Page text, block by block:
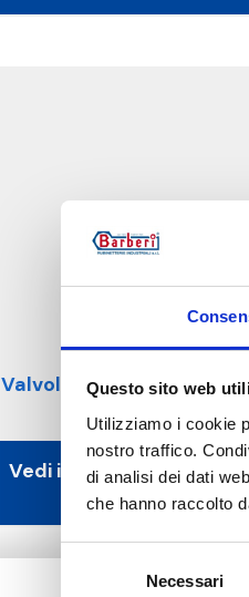
Questo sito web
Utilizziamo i cookie
nostro traffico.
di analisi dei dati
che hanno raccolto
Selezione
Necessari
Valvole di ritegno speciali
Vedi i prodotti di questa
categoria